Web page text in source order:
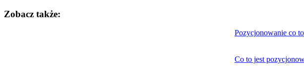
Zobacz także:
Pozycjonowanie co
Co to jest